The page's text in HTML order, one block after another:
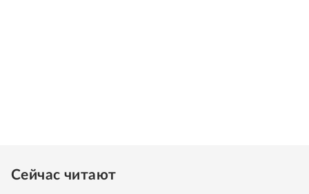
Сейчас читают